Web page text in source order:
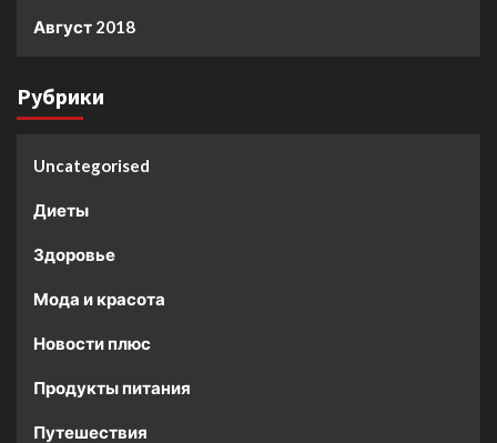
Август 2018
Рубрики
Uncategorised
Диеты
Здоровье
Мода и красота
Новости плюс
Продукты питания
Путешествия